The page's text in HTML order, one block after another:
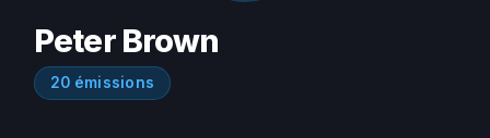
Peter Brown
20 émissions